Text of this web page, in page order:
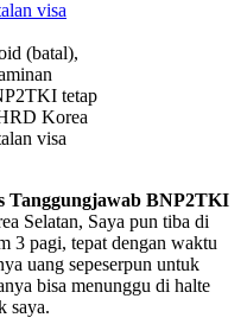
(batal),
tetap
Korea
visa
Tanggungjawab BNP2TKI
Selatan, Saya pun tiba di
3 pagi, tepat dengan waktu
uang sepeserpun untuk
bisa menunggu di halte
saya.